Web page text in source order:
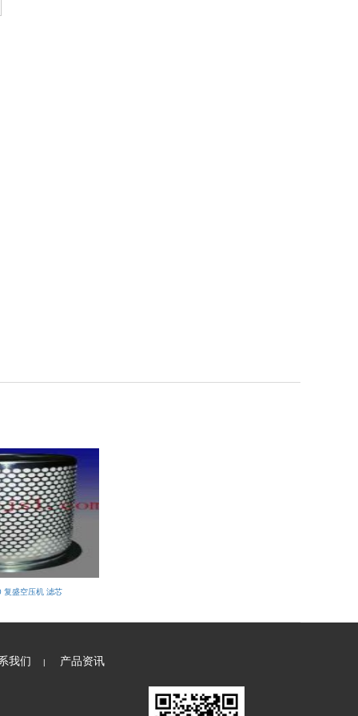
盛空压机 滤芯
我们 | 产品资讯